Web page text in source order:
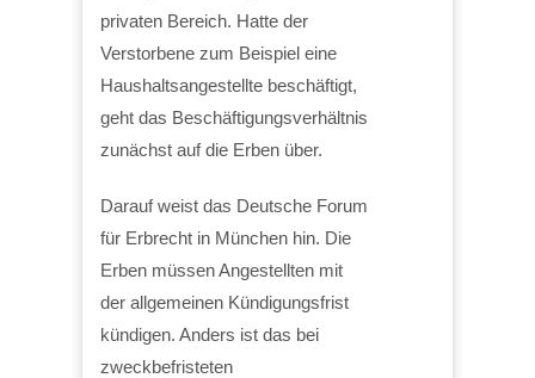
privaten Bereich. Hatte der
Verstorbene zum Beispiel eine
Haushaltsangestellte beschäftigt,
geht das Beschäftigungsverhältnis
zunächst auf die Erben über.
Darauf weist das Deutsche Forum
für Erbrecht in München hin. Die
Erben müssen Angestellten mit
der allgemeinen Kündigungsfrist
kündigen. Anders ist das bei
zweckbefristeten